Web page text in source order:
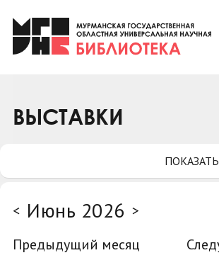
Клуб «Гиря и сельдерей»
Клуб «Семейный архив»
Коллегам
ВЫСТАВКИ
< Июнь 2026 >
Предыдущий месяц